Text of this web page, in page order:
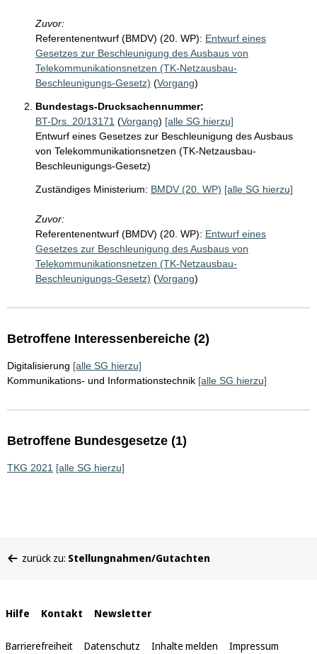
Zuvor:
Referentenentwurf (BMDV) (20. WP): Entwurf eines
Gesetzes zur Beschleunigung des Ausbaus von
Telekommunikationsnetzen (TK-Netzausbau-
Beschleunigungs-Gesetz) (Vorgang)
Bundestags-Drucksachennummer:
BT-Drs. 20/13171 (Vorgang) [alle SG hierzu]
Entwurf eines Gesetzes zur Beschleunigung des Ausbaus
von Telekommunikationsnetzen (TK-Netzausbau-
Beschleunigungs-Gesetz)
Zuständiges Ministerium: BMDV (20. WP) [alle SG hierzu]
Zuvor:
Referentenentwurf (BMDV) (20. WP): Entwurf eines
Gesetzes zur Beschleunigung des Ausbaus von
Telekommunikationsnetzen (TK-Netzausbau-
Beschleunigungs-Gesetz) (Vorgang)
Betroffene Interessenbereiche (2)
Digitalisierung [alle SG hierzu]
Kommunikations- und Informationstechnik [alle SG hierzu]
Betroffene Bundesgesetze (1)
TKG 2021 [alle SG hierzu]
befinden
zurück zu: Stellungnahmen/Gutachten
Interne
Links
Hilfe Kontakt Newsletter
Barrierefreiheit Datenschutz Inhalte melden Impressum